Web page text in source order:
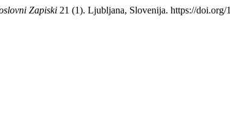
Zapiski 21 (1). Ljubljana, Slovenija. https://doi.org/